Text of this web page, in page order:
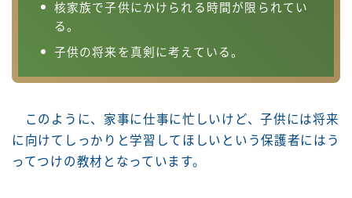
核家族で子供にかけられる時間が限られてい
る。
子供の将来を真剣に考えている。
このように、家事に仕事に忙しいけど、子供には将来
に向けてしっかりと学習してほしいという保護者にはう
ってつけの教材となっています。